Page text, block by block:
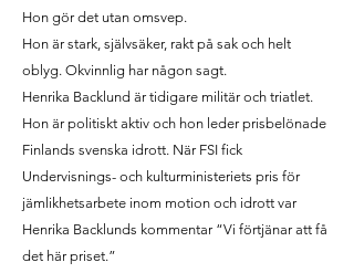
Hon gör det utan omsvep.
Hon är stark, självsäker, rakt på sak och helt
oblyg. Okvinnlig har någon sagt.
Henrika Backlund är tidigare militär och triatlet.
Hon är politiskt aktiv och hon leder prisbelönade
Finlands svenska idrott. När FSI fick
Undervisnings- och kulturministeriets pris för
jämlikhetsarbete inom motion och idrott var
Henrika Backlunds kommentar “Vi förtjänar att få
det här priset.”